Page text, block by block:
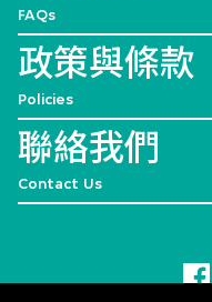
FAQs
政策與條款
Policies
聯絡我們
Contact Us